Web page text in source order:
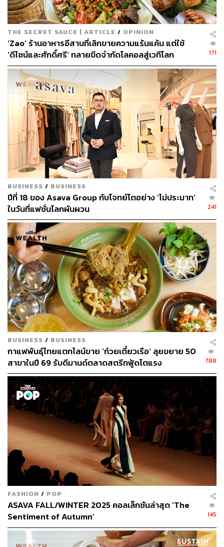
อ่านบทความฉบับเต็มต่อได้ที่:https://thestandard.co/life/4-h
ours-with-may-after-you/
ก๋วยเตี๋ยวหมูโบราณ ลานสุข จาก ‘4 HOURS LIFE with
เชฟเอียน พงษ์ธวัช เชฟนักปั่นกับกิจกรรมสบายๆ นอก
จอห้องครัว’
หลังจากเชฟเอียนปั่นจักรยานเสร็จ เชฟบอกว่ามีก๋วยเตี๋ยว
แนะนำ 2 ร้านใกล้ๆ สนามปั่นจักรยาน ถ้าหากวันไหนไม่รีบ
กลับบ้านก็จะแวะกินก๋วยเตี๋ยวที่นี่ ซึ่งร้านแรกก็คือร้านลานสุข
“ร้านลานสุขจะเป็นก๋วยเตี๋ยวน้ำใส เครื่องค่อนข้างอร่อยมาก
ไม่ว่าจะเป็นเครื่องต้มยำ หรือพวกลูกชิ้นปลาต่างๆ ร้านนี้ผม
กินบ่อยจนเดี๋ยวนี้ไม่ต้องสั่งเลย เมนูประจำของผมคือเกาเหลา
กับบะหมี่ ปรุงพริกน้ำส้มเยอะๆ เพราะชอบกินเปรี้ยว”
อ่านบทความฉบับเต็มต่อได้ที่:https://thestandard.co/life/4-h
ours-life-with-chef-ian/
THE SECRET SAUCE | ARTICLE / OPINION
‘Zao’ ร้านอาหารอีสานที่เลิกขายความแร้นแค้น แต่ใช้
‘ดีไซน์และศักดิ์ศรี’ ทลายขีดจำกัดโลคอลสู่เวทีโลก
171
BUSINESS / BUSINESS
ปีที่ 18 ของ Asava Group กับโจทย์โตอย่าง ‘ไม่ประมาท’
ในวันที่แฟชั่นโลกผันผวน
241
BUSINESS / BUSINESS
กาแฟพันธุ์ไทยแตกไลน์ขาย ‘ก๋วยเตี๋ยวเรือ’ ลุยขยาย 50
สาขาในปี 69 รับดีมานด์ตลาดสตรีทฟู้ดโตแรง
788
FASHION / POP
ASAVA FALL/WINTER 2025 คอลเล็กชันล่าสุด ‘The
Sentiment of Autumn’
145